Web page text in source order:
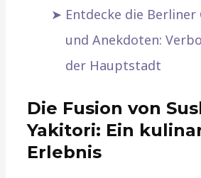
Entdecke die Berliner
und Anekdoten:
der Hauptstadt
Die Fusion von
Yakitori: Ein
Erlebnis